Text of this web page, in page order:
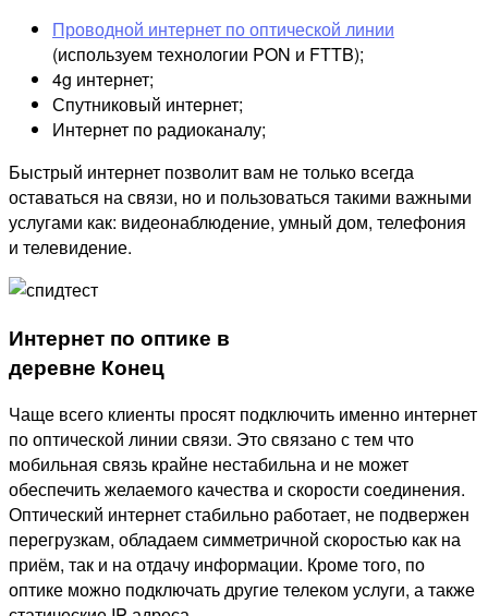
Проводной интернет по оптической линии
(используем технологии PON и FTTB);
4g интернет;
Спутниковый интернет;
Интернет по радиоканалу;
Быстрый интернет позволит вам не только всегда
оставаться на связи, но и пользоваться такими важными
услугами как: видеонаблюдение, умный дом, телефония
и телевидение.
Интернет по оптике в
деревне Конец
Чаще всего клиенты просят подключить именно интернет
по оптической линии связи. Это связано с тем что
мобильная связь крайне нестабильна и не может
обеспечить желаемого качества и скорости соединения.
Оптический интернет стабильно работает, не подвержен
перегрузкам, обладаем симметричной скоростью как на
приём, так и на отдачу информации. Кроме того, по
оптике можно подключать другие телеком услуги, а также